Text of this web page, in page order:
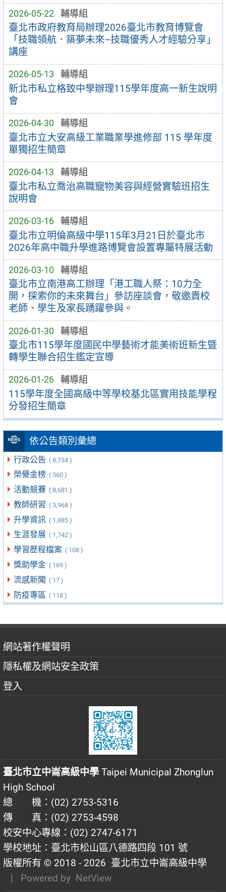
2026-05-22 輔導組
臺北市政府教育局辦理2026臺北市教育博覽會
「技職領航．築夢未來–技職優秀人才經驗分享」
講座
2026-05-13 輔導組
新北市私立格致中學辦理115學年度高一新生說明
會
2026-04-30 輔導組
臺北市立大安高級工業職業學進修部 115 學年度
單獨招生簡章
2026-04-13 輔導組
臺北市私立喬治高職寵物美容與經營實驗班招生
說明會
2026-03-16 輔導組
臺北市立明倫高級中學115年3月21日於臺北市
2026年高中職升學進路博覽會設置專屬特展活動
2026-03-10 輔導組
臺北市立南港高工辦理「港工職人祭：10力全
開，探索你的未來舞台」參訪座談會，敬邀貴校
老師、學生及家長踴躍參與。
2026-01-30 輔導組
臺北市115學年度國民中學藝術才能美術班新生暨
轉學生聯合招生鑑定宣導
2026-01-26 輔導組
115學年度全國高級中等學校基北區實用技能學程
分發招生簡章
依公告類別彙總
行政公告 ( 8,734 )
榮譽金榜 ( 360 )
活動競賽 ( 8,681 )
教師研習 ( 3,968 )
升學資訊 ( 1,885 )
生涯發展 ( 1,742 )
學習歷程檔案 ( 108 )
獎助學金 ( 169 )
流感新聞 ( 17 )
防疫專區 ( 118 )
網站著作權聲明
隱私權及網站安全政策
登入
臺北市立中崙高級中學 Taipei Municipal Zhonglun
High School
總 機：(02) 2753-5316
傳 真：(02) 2753-4598
校安中心專線：(02) 2747-6171
學校地址：臺北市松山區八德路四段 101 號
版權所有 © 2018 - 2026 臺北市立中崙高級中學
| Powered by NetView